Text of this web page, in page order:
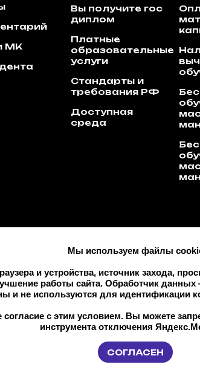
Мы используем файлы
и устройства, источник захода,
работы сайта. Обработчик
и не используются для идентификации
с этим условием. Вы можете
инструмента отключения
СОГЛАСЕН
МК
Вы получите гос
диплом
Платные
образовательные
услуги
Стандарты и
требования РФ
Доступная
среда